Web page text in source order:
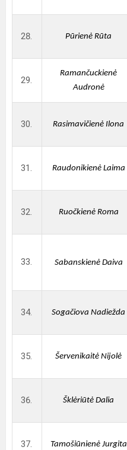
Pūrienė Rūta
Ramančuckienė
Audronė
Rasimavičienė Ilona
Raudonikienė Laima
Ruočkienė Roma
Sabanskienė Daiva
Sogačiova Nadiežda
Šervenikaitė Nijolė
Šklėriūtė Dalia
Tamošiūnienė Jurgita